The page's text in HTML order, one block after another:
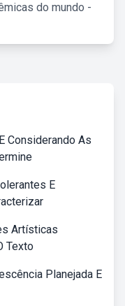
do mundo -
Considerando As
E
Artísticas
Texto
Planejada E